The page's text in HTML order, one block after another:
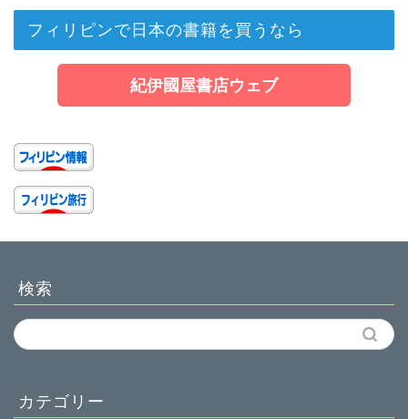
フィリピンで日本の書籍を買うなら
紀伊國屋書店ウェブ
検索
カテゴリー